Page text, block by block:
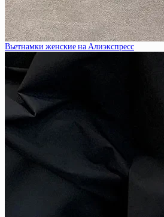
Вьетнамки женские на Алиэкспресс